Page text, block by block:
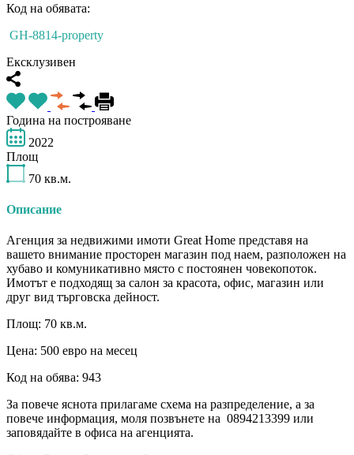
Код на обявата:
GH-8814-property
Ексклузивен
Година на построяване
2022
Площ
70 кв.м.
Описание
Агенция за недвижими имоти Great Home представя на
вашето внимание просторен магазин под наем, разположен на
хубаво и комуникативно място с постоянен човекопоток.
Имотът е подходящ за салон за красота, офис, магазин или
друг вид търговска дейност.
Площ: 70 кв.м.
Цена: 500 евро на месец
Код на обява: 943
За повече яснота прилагаме схема на разпределение, а за
повече информация, моля позвънете на 0894213399 или
заповядайте в офиса на агенцията.